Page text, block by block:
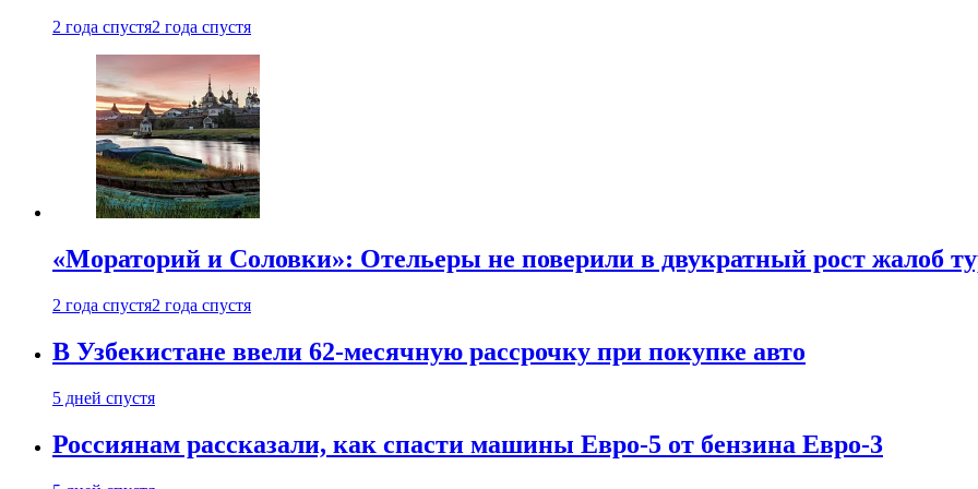
2 года спустя2 года спустя
«Мораторий и Соловки»: Отельеры не поверили в двукратный рост жалоб
2 года спустя2 года спустя
В Узбекистане ввели 62-месячную рассрочку при покупке авто
5 дней спустя
Россиянам рассказали, как спасти машины Евро-5 от бензина Евро-3